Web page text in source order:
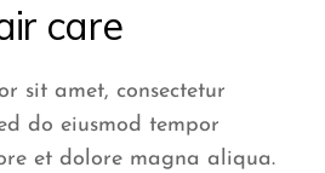
care
sit amet, consectetur
do eiusmod tempor
et dolore magna aliqua.